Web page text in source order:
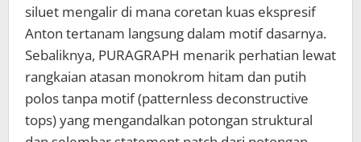
siluet mengalir di mana coretan kuas ekspresif
Anton tertanam langsung dalam motif dasarnya.
Sebaliknya, PURAGRAPH menarik perhatian lewat
rangkaian atasan monokrom hitam dan putih
polos tanpa motif (patternless deconstructive
tops) yang mengandalkan potongan struktural